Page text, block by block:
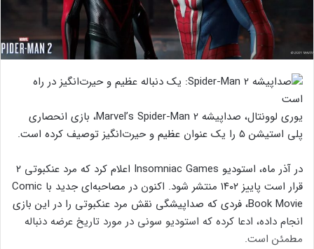
یوری لوونتال، صداپیشه Marvel’s Spider-Man 2، بازی انحصاری
پلی استیشن ۵ را یک عنوان عظیم و حیرت‌انگیز توصیف کرده است.
در آذر ماه، استودیو Insomniac Games اعلام کرد که مرد عنکبوتی ۲
قرار است پاییز ۱۴۰۲ منتشر شود. اکنون در مصاحبه‌ای جدید با Comic
Book Movie، فردی که صداپیشگی نقش مرد عنکبوتی را در این بازی
انجام داده، ادعا کرده که استودیو سونی در مورد تاریخ عرضه دنباله
مطمئن است.